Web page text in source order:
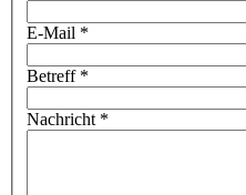
E-Mail *
Betreff*
Nachricht *